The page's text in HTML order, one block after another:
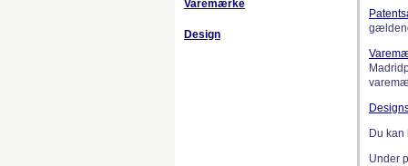
Varemærke
Design
Du
Under